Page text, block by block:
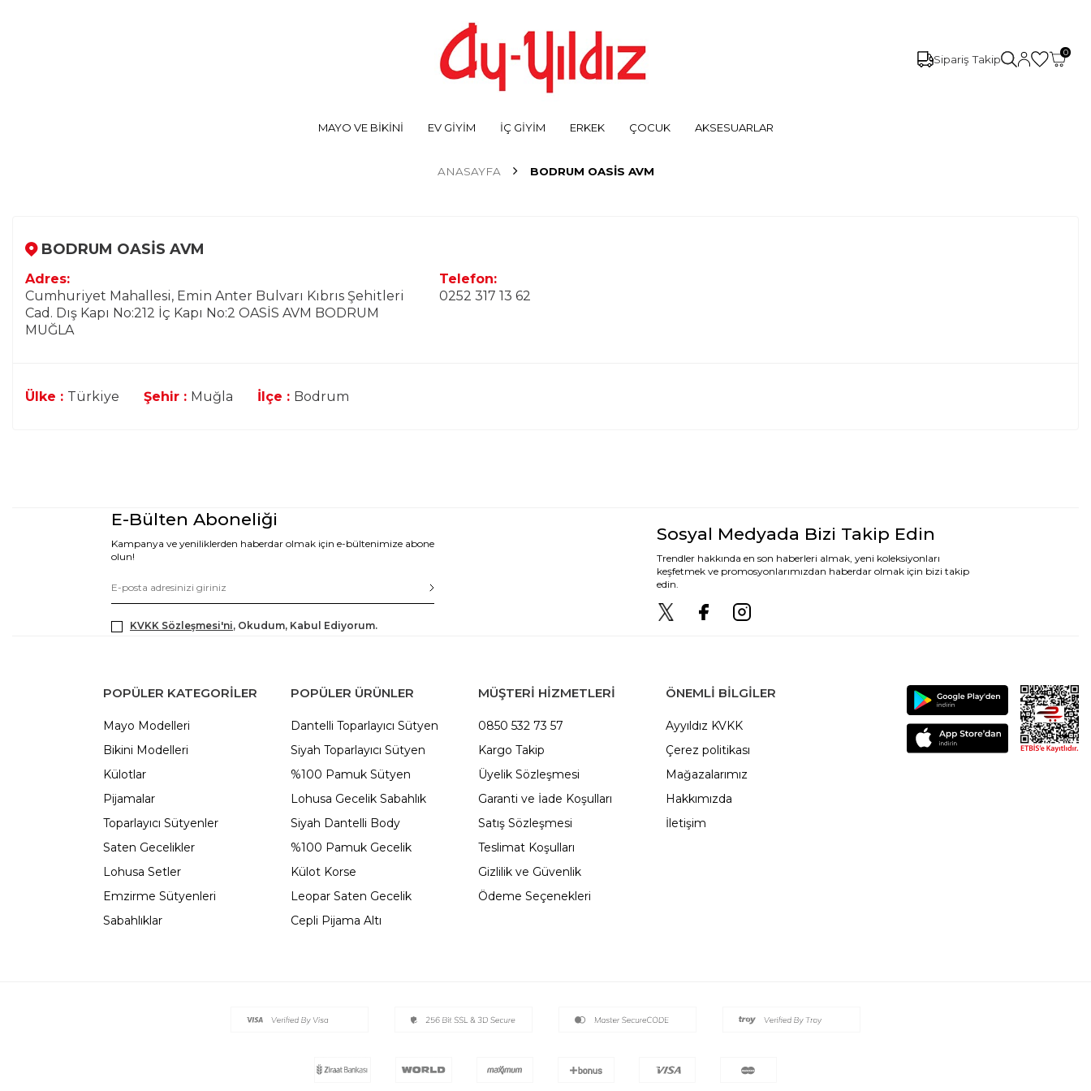
Sipariş Takip
0
MAYO VE BİKİNİ EV GİYİM İÇ GİYİM ERKEK ÇOCUK AKSESUARLAR
ANASAYFA BODRUM OASİS AVM
BODRUM OASİS AVM
Adres:
Cumhuriyet Mahallesi, Emin Anter Bulvarı Kıbrıs Şehitleri
Cad. Dış Kapı No:212 İç Kapı No:2 OASİS AVM BODRUM
MUĞLA
Telefon:
0252 317 13 62
Ülke : Türkiye Şehir : Muğla İlçe : Bodrum
E-Bülten Aboneliği
Kampanya ve yeniliklerden haberdar olmak için e-bültenimize abone
olun!
KVKK Sözleşmesi'ni, Okudum, Kabul Ediyorum.
Sosyal Medyada Bizi Takip Edin
Trendler hakkında en son haberleri almak, yeni koleksiyonları
keşfetmek ve promosyonlarımızdan haberdar olmak için bizi takip
edin.
POPÜLER KATEGORILER
Mayo Modelleri
Bikini Modelleri
Külotlar
Pijamalar
Toparlayıcı Sütyenler
Saten Gecelikler
Lohusa Setler
Emzirme Sütyenleri
Sabahlıklar
POPÜLER ÜRÜNLER
Dantelli Toparlayıcı Sütyen
Siyah Toparlayıcı Sütyen
%100 Pamuk Sütyen
Lohusa Gecelik Sabahlık
Siyah Dantelli Body
%100 Pamuk Gecelik
Külot Korse
Leopar Saten Gecelik
Cepli Pijama Altı
MÜŞTERİ HİZMETLERİ
0850 532 73 57
Kargo Takip
Üyelik Sözleşmesi
Garanti ve İade Koşulları
Satış Sözleşmesi
Teslimat Koşulları
Gizlilik ve Güvenlik
Ödeme Seçenekleri
ÖNEMLI BILGILER
Ayyıldız KVKK
Çerez politikası
Mağazalarımız
Hakkımızda
İletişim